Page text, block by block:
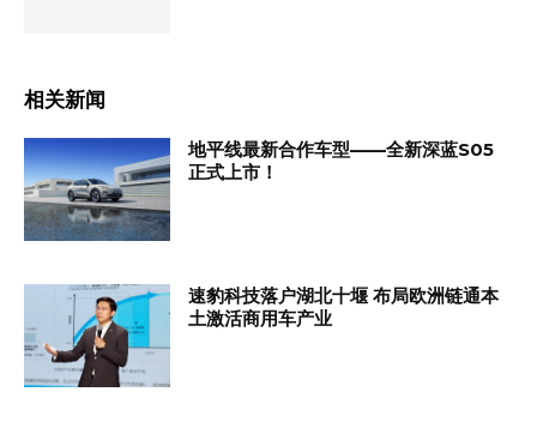
相关新闻
地平线最新合作车型——全新深蓝S05
正式上市！
速豹科技落户湖北十堰 布局欧洲链通本
土激活商用车产业